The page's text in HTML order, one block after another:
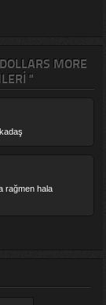
MORE
"
rağmen hala